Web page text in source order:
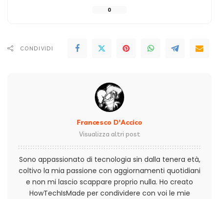
0
CONDIVIDI
Francesco D'Accico
Visualizza altri post
Sono appassionato di tecnologia sin dalla tenera età,
coltivo la mia passione con aggiornamenti quotidiani
e non mi lascio scappare proprio nulla. Ho creato
HowTechIsMade per condividere con voi le mie